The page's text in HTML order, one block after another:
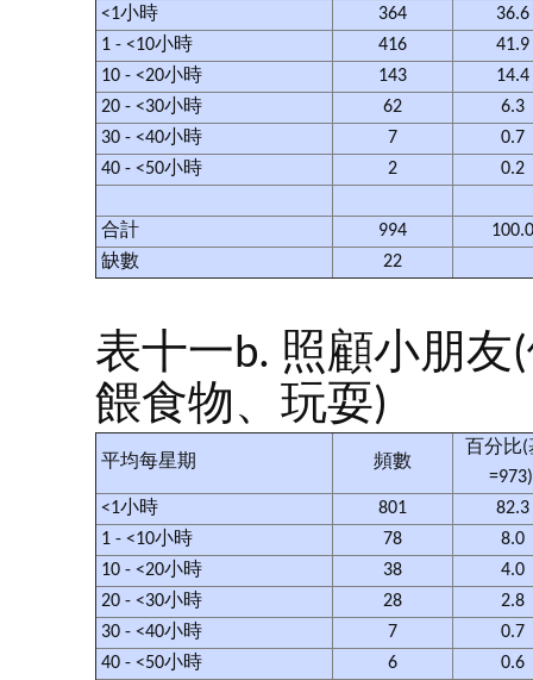
<1小時
364
36.6
1 - <10小時
416
41.9
10 - <20小時
143
14.4
20 - <30小時
62
6.3
30 - <40小時
7
0.7
40 - <50小時
2 0.2
合計 994
缺數
22
表十一b. 照顧小朋
餵食物、玩耍)
平均每星期 頻數
百分比(
<1小時
801
82.3
1 - <10小時
78
8.0
10 - <20小時
38
4.0
20 - <30小時
28
2.8
30 - <40小時
7
0.7
40 - <50小時
6 0.6